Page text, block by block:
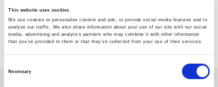
This website uses cookies
We use cookies to personalise content and ads, to provide social media features and to
analyse our traffic. We also share information about your use of our site with our social
media, advertising and analytics partners who may combine it with other information
that you’ve provided to them or that they’ve collected from your use of their services.
Necessary
Artigos Relacionados:
Sem artigos relacionados